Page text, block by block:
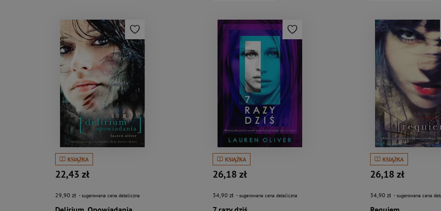
KSIĄŻKA
22,43 zł
29,90 zł - sugerowana cena detaliczna
KSIĄŻKA
26,18 zł
34,90 zł - sugerowana cena detaliczna
KSIĄŻKA
26,18 zł
34,90 zł - sugerowana cena